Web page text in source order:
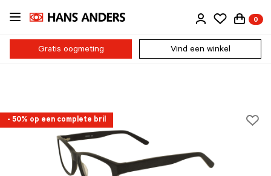
Ga
naar
inhoud
0
Gratis oogmeting Vind een winkel
- 50% op een complete bril